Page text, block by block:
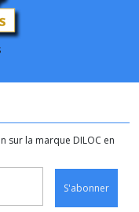
sur la marque DILOC en
S'abonner